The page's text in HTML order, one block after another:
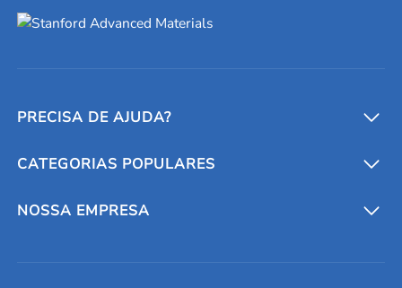
PRECISA DE AJUDA?
Conversores e calculadoras
Entre em contato conosco
CATEGORIAS POPULARES
Metais refratários
NOSSA EMPRESA